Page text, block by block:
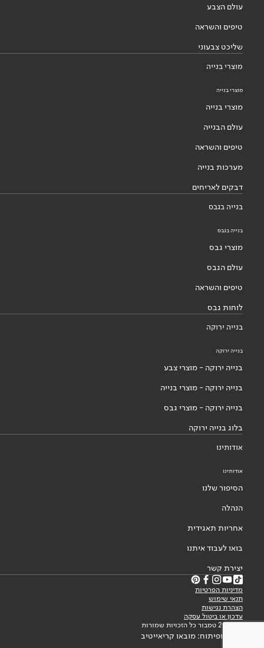
עולם הצבע
טיפים והשראה
שליכט צבעוני
מוצרי בנייה
מוצרי בנייה
מוצרי בנייה
עולם הבנייה
טיפים והשראה
מערכות בנייה
דבקים לאריחים
בנייה בגבס
בנייה בגבס
מוצרי גבס
עולם הגבס
טיפים והשראה
לוחות גבס
בנייה ירוקה
בנייה ירוקה
בנייה ירוקה - מוצרי צבע
בנייה ירוקה - מוצרי בנייה
בנייה ירוקה - מוצרי גבס
בלוג בנייה ירוקה
אודותינו
אודותינו
הסיפור שלנו
הנהלה
אחריות תאגידית
בואו לעבוד איתנו
יצירת קשר
מדיניות הפרטיות
תנאי שימוש
הצהרת נגישות
עדכון או ביטול עסקה
© 2026 טמבור כל הזכויות שמורות
עיצוב ופיתוח: מובאו קריאייטיב